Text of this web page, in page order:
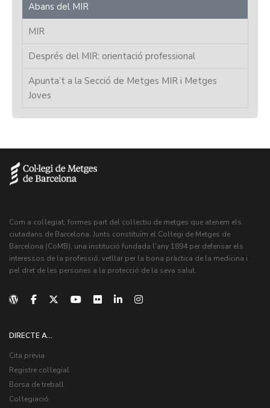
Abans del MIR
MIR
Després del MIR: orientació professional
Apunta’t a la Secció de Metges MIR i Metges
Joves
Com a col·legiat, formes part del col·lectiu de metges que atenem els
ciutadans de Barcelona. Junts constituïm el Col·legi de Metges de
Barcelona (CoMB), una institució fundada l'any 1894 per defensar els
interessos de la professió, vetllar per la bona pràctica de la medicina i
pel dret de les persones a la protecció de la seva salut.
DIRECTE A...
Cita prèvia
Registre col·legial
Borsa de treball
Col·legiació